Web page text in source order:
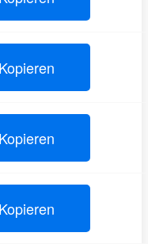
Kopieren
Kopieren
Kopieren